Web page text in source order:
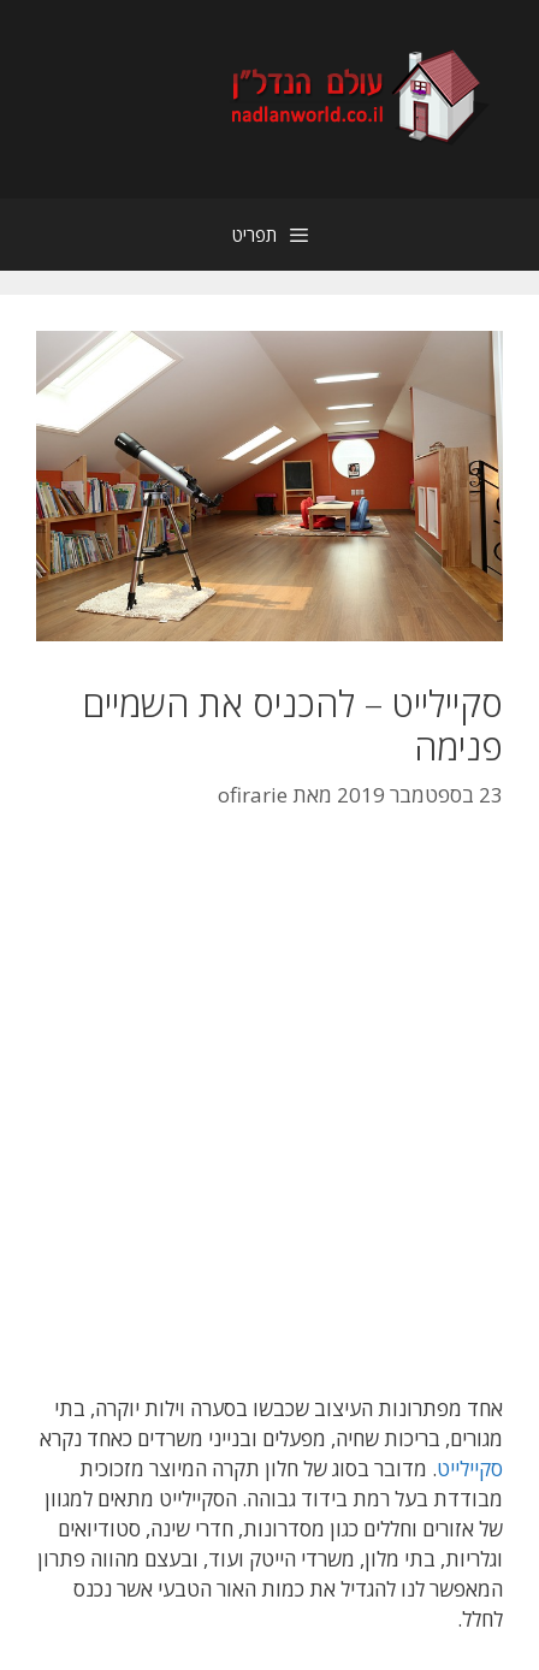
תפריט
סקיילייט – להכניס את השמיים
פנימה
23 בספטמבר 2019 מאת ofirarie
אחד מפתרונות העיצוב שכבשו בסערה וילות יוקרה, בתי
מגורים, בריכות שחיה, מפעלים ובנייני משרדים כאחד נקרא
סקיילייט. מדובר בסוג של חלון תקרה המיוצר מזכוכית
מבודדת בעל רמת בידוד גבוהה. הסקיילייט מתאים למגוון
של אזורים וחללים כגון מסדרונות, חדרי שינה, סטודיואים
וגלריות, בתי מלון, משרדי הייטק ועוד, ובעצם מהווה פתרון
המאפשר לנו להגדיל את כמות האור הטבעי אשר נכנס
לחלל.